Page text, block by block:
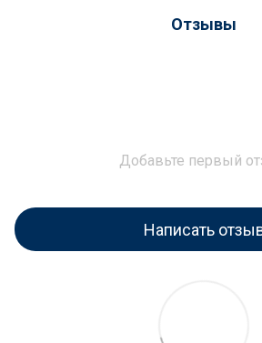
Отзывы
Добавьте первый
Написать